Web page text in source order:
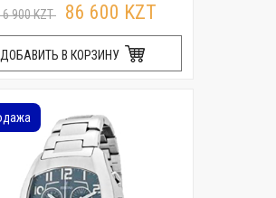
900 KZT 86 600 KZT
ДОБАВИТЬ В КОРЗИНУ